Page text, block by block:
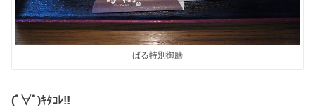
ばる特別御膳
(ﾟ∀ﾟ)ｷﾀｺﾚ!!